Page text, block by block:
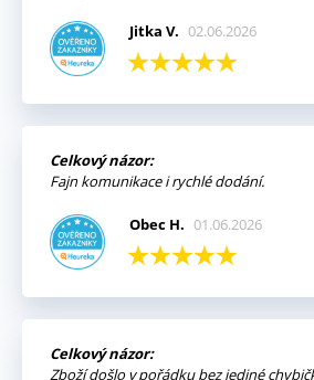
Jitka V. 02.06.2026
Celkový názor:
Fajn komunikace i rychlé dodání.
Obec H. 01.06.2026
Celkový názor:
Zboží došlo v pořádku bez jediné